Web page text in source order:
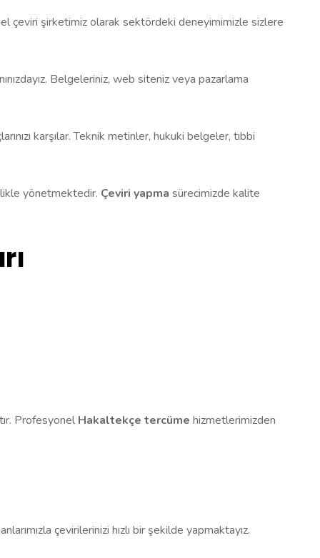
çeviri şirketimiz olarak sektördeki deneyimimizle sizlere
Belgeleriniz, web siteniz veya pazarlama
karşılar. Teknik metinler, hukuki belgeler, tıbbi
yönetmektedir. Çeviri yapma sürecimizde kalite
Profesyonel Hakaltekçe tercüme hizmetlerimizden
çevirilerinizi hızlı bir şekilde yapmaktayız.